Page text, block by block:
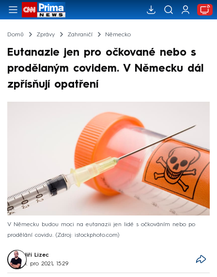
Domů Zprávy Zahraničí Německo
Eutanazie jen pro očkované nebo s
prodělaným covidem. V Německu dál
zpřísňují opatření
V Německu budou moci na eutanazii jen lidé s očkováním nebo po
prodělání covidu.
Zdroj: istockphoto.com
Jiří Lizec
1. pro 2021, 15:29